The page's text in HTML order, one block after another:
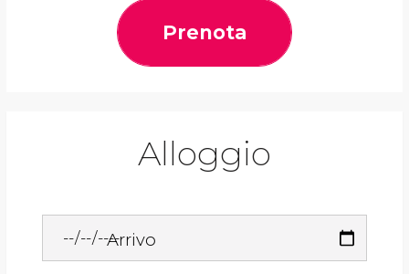
Prenota
Alloggio
Arrivo